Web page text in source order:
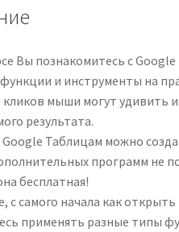
Вы познакомитесь с
и инструменты на
кликов мыши могут удивить
результата.
Google Таблицам можно
программ не
бесплатная!
с самого начала как
применять разные типы